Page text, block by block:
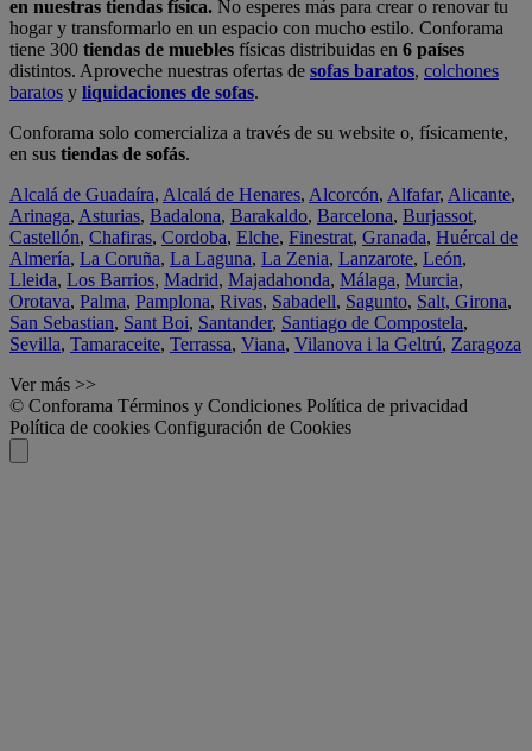
en nuestras tiendas física. No esperes más para crear o renovar tu
hogar y transformarlo en un espacio con mucho estilo. Conforama
tiene 300 tiendas de muebles físicas distribuidas en 6 países
distintos. Aproveche nuestras ofertas de sofas baratos, colchones
baratos y liquidaciones de sofas.
Conforama solo comercializa a través de su website o, físicamente,
en sus tiendas de sofás.
Alcalá de Guadaíra, Alcalá de Henares, Alcorcón, Alfafar, Alicante,
Arinaga, Asturias, Badalona, Barakaldo, Barcelona, Burjassot,
Castellón, Chafiras, Cordoba, Elche, Finestrat, Granada, Huércal de
Almería, La Coruña, La Laguna, La Zenia, Lanzarote, León,
Lleida, Los Barrios, Madrid, Majadahonda, Málaga, Murcia,
Orotava, Palma, Pamplona, Rivas, Sabadell, Sagunto, Salt, Girona,
San Sebastian, Sant Boi, Santander, Santiago de Compostela,
Sevilla, Tamaraceite, Terrassa, Viana, Vilanova i la Geltrú, Zaragoza
Ver más >>
© Conforama Términos y Condiciones Política de privacidad
Política de cookies Configuración de Cookies